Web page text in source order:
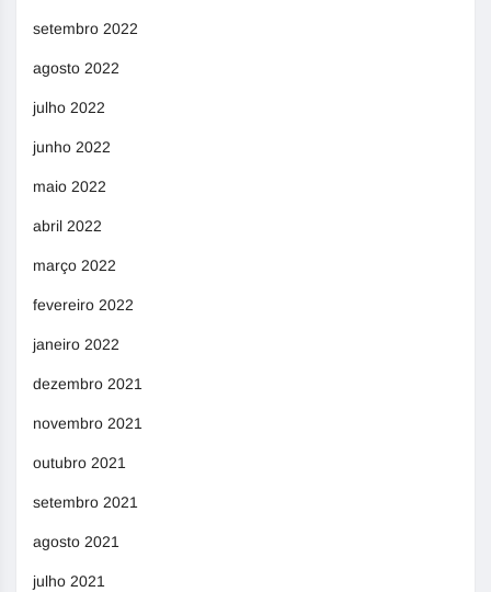
setembro 2022
agosto 2022
julho 2022
junho 2022
maio 2022
abril 2022
março 2022
fevereiro 2022
janeiro 2022
dezembro 2021
novembro 2021
outubro 2021
setembro 2021
agosto 2021
julho 2021